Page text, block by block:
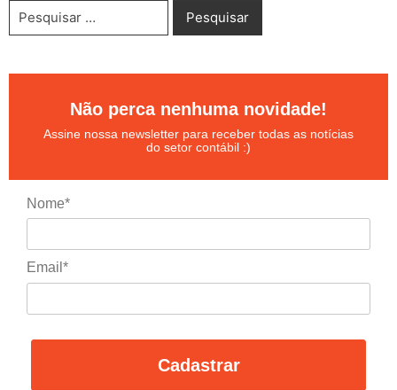
Não perca nenhuma novidade!
Assine nossa newsletter para receber todas as notícias
do setor contábil :)
Nome*
Email*
Cadastrar